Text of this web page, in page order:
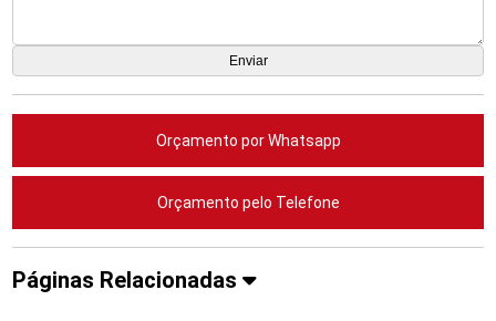
Orçamento por Whatsapp
Orçamento pelo Telefone
Páginas Relacionadas